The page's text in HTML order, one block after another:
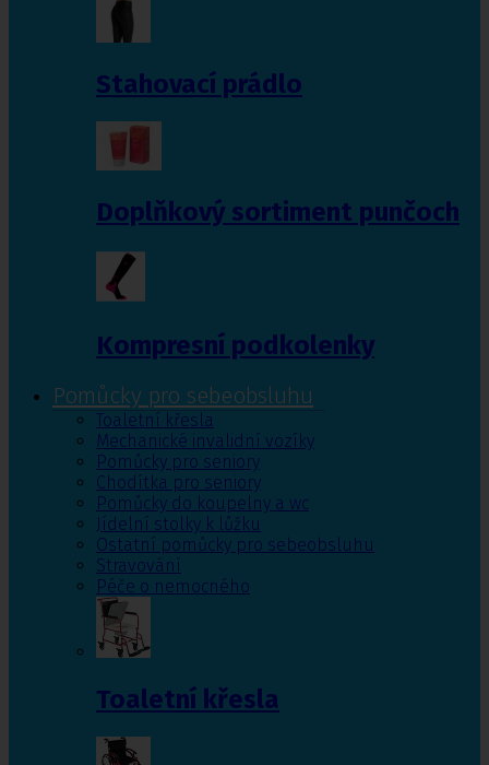
Stahovací prádlo
Doplňkový sortiment punčoch
Kompresní podkolenky
Pomůcky pro sebeobsluhu
Toaletní křesla
Mechanické invalidní vozíky
Pomůcky pro seniory
Chodítka pro seniory
Pomůcky do koupelny a wc
Jídelní stolky k lůžku
Ostatní pomůcky pro sebeobsluhu
Stravování
Péče o nemocného
Toaletní křesla